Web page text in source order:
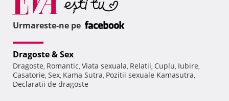
Urmareste-ne pe
Dragoste & Sex
Dragoste, Romantic, Viata sexuala, Relatii, Cuplu, Iubire,
Casatorie, Sex, Kama Sutra, Pozitii sexuale Kamasutra,
Declaratii de dragoste